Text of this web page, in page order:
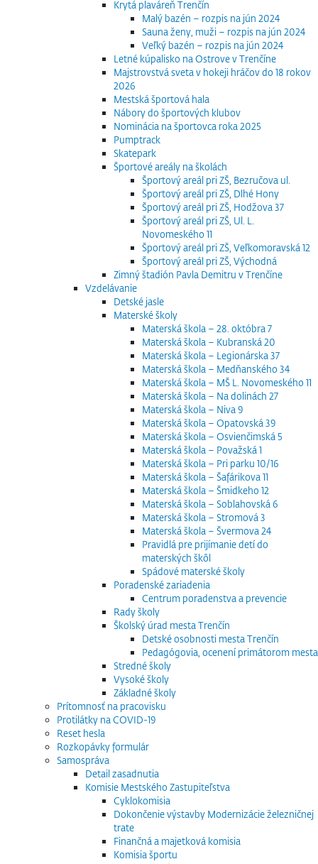
Krytá plaváreň Trenčín
Malý bazén – rozpis na jún 2024
Sauna ženy, muži – rozpis na jún 2024
Veľký bazén – rozpis na jún 2024
Letné kúpalisko na Ostrove v Trenčíne
Majstrovstvá sveta v hokeji hráčov do 18 rokov
2026
Mestská športová hala
Nábory do športových klubov
Nominácia na športovca roka 2025
Pumptrack
Skatepark
Športové areály na školách
Športový areál pri ZŠ, Bezručova ul.
Športový areál pri ZŠ, Dlhé Hony
Športový areál pri ZŠ, Hodžova 37
Športový areál pri ZŠ, Ul. L.
Novomeského 11
Športový areál pri ZŠ, Veľkomoravská 12
Športový areál pri ZŠ, Východná
Zimný štadión Pavla Demitru v Trenčíne
Vzdelávanie
Detské jasle
Materské školy
Materská škola – 28. októbra 7
Materská škola – Kubranská 20
Materská škola – Legionárska 37
Materská škola – Medňanského 34
Materská škola – MŠ L. Novomeského 11
Materská škola – Na dolinách 27
Materská škola – Niva 9
Materská škola – Opatovská 39
Materská škola – Osvienčimská 5
Materská škola – Považská 1
Materská škola – Pri parku 10/16
Materská škola – Šafárikova 11
Materská škola – Šmidkeho 12
Materská škola – Soblahovská 6
Materská škola – Stromová 3
Materská škola – Švermova 24
Pravidlá pre prijímanie detí do
materských škôl
Spádové materské školy
Poradenské zariadenia
Centrum poradenstva a prevencie
Rady školy
Školský úrad mesta Trenčín
Detské osobnosti mesta Trenčín
Pedagógovia, ocenení primátorom mesta
Stredné školy
Vysoké školy
Základné školy
Prítomnosť na pracovisku
Protilátky na COVID-19
Reset hesla
Rozkopávky formulár
Samospráva
Detail zasadnutia
Komisie Mestského Zastupiteľstva
Cyklokomisia
Dokončenie výstavby Modernizácie železničnej
trate
Finančná a majetková komisia
Komisia športu